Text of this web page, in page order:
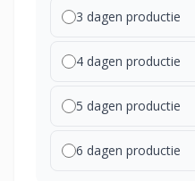
3 dagen productie
4 dagen productie
5 dagen productie
6 dagen productie